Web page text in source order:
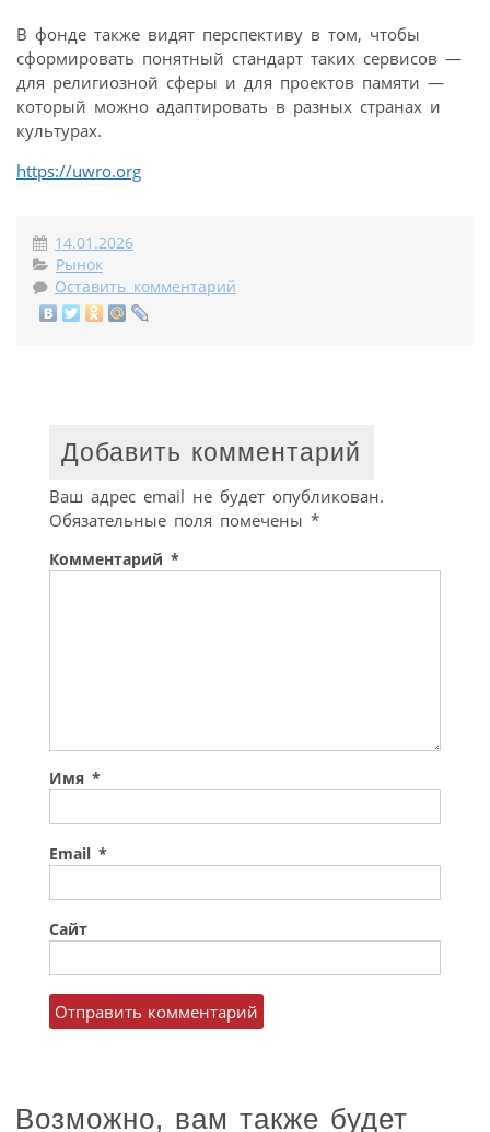
В фонде также видят перспективу в том, чтобы
сформировать понятный стандарт таких сервисов —
для религиозной сферы и для проектов памяти —
который можно адаптировать в разных странах и
культурах.
https://uwro.org
14.01.2026
Рынок
Оставить комментарий
Добавить комментарий
Ваш адрес email не будет опубликован.
Обязательные поля помечены *
Комментарий *
Имя *
Email *
Сайт
Возможно, вам также будет